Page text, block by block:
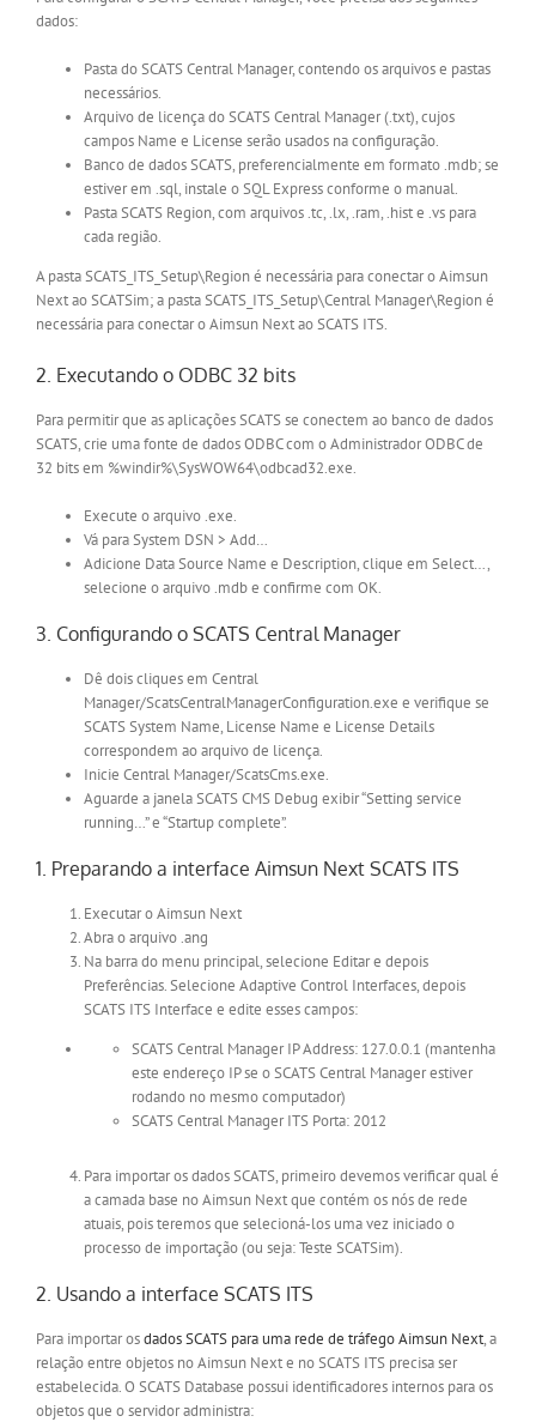
dados:
Pasta do SCATS Central Manager, contendo os arquivos e pastas
necessários.
Arquivo de licença do SCATS Central Manager (.txt), cujos
campos Name e License serão usados na configuração.
Banco de dados SCATS, preferencialmente em formato .mdb; se
estiver em .sql, instale o SQL Express conforme o manual.
Pasta SCATS Region, com arquivos .tc, .lx, .ram, .hist e .vs para
cada região.
A pasta SCATS_ITS_Setup\Region é necessária para conectar o Aimsun
Next ao SCATSim; a pasta SCATS_ITS_Setup\Central Manager\Region é
necessária para conectar o Aimsun Next ao SCATS ITS.
2. Executando o ODBC 32 bits
Para permitir que as aplicações SCATS se conectem ao banco de dados
SCATS, crie uma fonte de dados ODBC com o Administrador ODBC de
32 bits em %windir%\SysWOW64\odbcad32.exe.
Execute o arquivo .exe.
Vá para System DSN > Add…
Adicione Data Source Name e Description, clique em Select…,
selecione o arquivo .mdb e confirme com OK.
3. Configurando o SCATS Central Manager
Dê dois cliques em Central
Manager/ScatsCentralManagerConfiguration.exe e verifique se
SCATS System Name, License Name e License Details
correspondem ao arquivo de licença.
Inicie Central Manager/ScatsCms.exe.
Aguarde a janela SCATS CMS Debug exibir “Setting service
running…” e “Startup complete”.
1. Preparando a interface Aimsun Next SCATS ITS
Executar o Aimsun Next
Abra o arquivo .ang
Na barra do menu principal, selecione Editar e depois
Preferências. Selecione Adaptive Control Interfaces, depois
SCATS ITS Interface e edite esses campos:
SCATS Central Manager IP Address: 127.0.0.1 (mantenha
este endereço IP se o SCATS Central Manager estiver
rodando no mesmo computador)
SCATS Central Manager ITS Porta: 2012
Para importar os dados SCATS, primeiro devemos verificar qual é
a camada base no Aimsun Next que contém os nós de rede
atuais, pois teremos que selecioná-los uma vez iniciado o
processo de importação (ou seja: Teste SCATSim).
2. Usando a interface SCATS ITS
Para importar osdados SCATS para uma rede de tráfego Aimsun Next, a
relação entre objetos no Aimsun Next e no SCATS ITS precisa ser
estabelecida. O SCATS Database possui identificadores internos para os
objetos que o servidor administra: